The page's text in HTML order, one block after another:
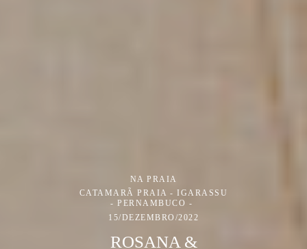
NA PRAIA
CATAMARÃ PRAIA - IGARASSU
- PERNAMBUCO
15/DEZEMBRO/2022
ROSANA &